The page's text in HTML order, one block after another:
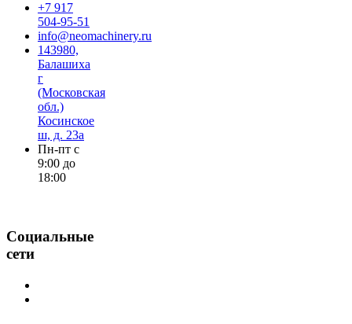
+7 917
504-95-51
info@neomachinery.ru
143980,
Балашиха
г
(Московская
обл.)
Косинское
ш, д. 23а
Пн-пт с
9:00 до
18:00
Социальные
сети